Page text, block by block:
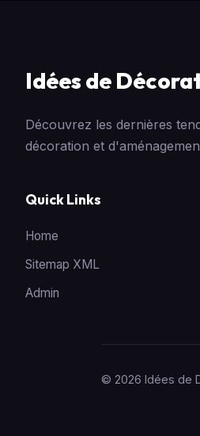
Idées de
Découvrez les dernières
décoration et
Quick Links
Home
Sitemap XML
Admin
© 2026 Idées de